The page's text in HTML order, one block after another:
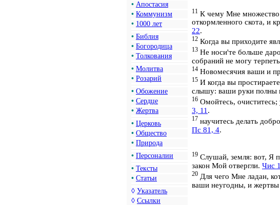
• Апостасия
• Коммунизм
• 1000 лет
• Библия
• Богородица
• Толкования
• Молитва
• Розарий
• Обожение
• Сердце
• Жертва
• Церковь
• Общество
• Природа
• Персоналии
• Тексты
• Статьи
◊ Указатель
◊ Ссылки
11 К чему Мне множество
откормленного скота, и
22.
12 Когда вы приходите
13 Не носи'те больше
собраний не могу
14 Новомесячия ваши и
15 И когда вы
слышу: ваши руки полны
16 Омойтесь,
3, 11.
17 научитесь делать
Пс 81, 4.
19 Слушай, земля: вот, Я
закон Мой отвергли. Чис
20 Для чего Мне ладан,
ваши неугодны, и